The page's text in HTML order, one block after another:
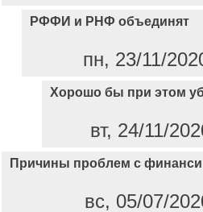
РФФИ и РНФ объединят
пн, 23/11/
Хорошо бы при этом
вт, 24/11/
Причины проблем с
вс, 05/07/